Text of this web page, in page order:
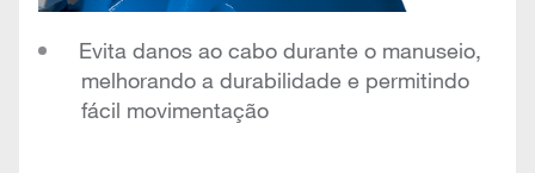
Evita danos ao cabo durante o manuseio,
melhorando a durabilidade e permitindo
fácil movimentação